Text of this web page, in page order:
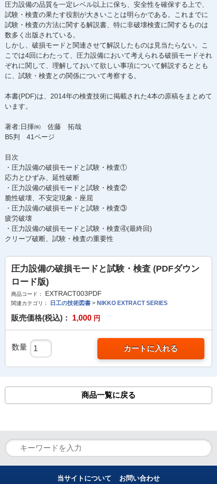
圧力設備の品質を一定レベル以上に保ち、安全性を確保する上で、
試験・検査の果たす役割が大きいことは明らかである。これまでに
試験・検査の方法に関する解説書、特に非破壊検査に関するものは
数多く出版されている。
しかし、破損モードと関連させて解説したものは見当たらない。こ
こでは4回にわたって、圧力設備において考えられる破損モードそれ
ぞれに関して、理解しておいて欲しい事項について解説するととも
に、試験・検査との関係について考察する。
本書(PDF)は、2014年の検査技術に掲載された4本の原稿をまとめて
います。
著者:日揮㈱ 佐藤 拓哉
B5判 41ページ
目次
・圧力設備の破損モードと試験・検査①
応力とひずみ、延性破断
・圧力設備の破損モードと試験・検査②
脆性破壊、不安定現象・座屈
・圧力設備の破損モードと試験・検査③
疲労破壊
・圧力設備の破損モードと試験・検査④(最終回)
クリープ破断、試験・検査の重要性
圧力設備の破損モードと試験・検査 (PDFダウン
ロード版)
商品コード： EXTRACT003PDF
関連カテゴリ： 日工の技術図書 > NIKKO EXTRACT SERIES
販売価格(税込)： 1,000 円
数量 カートに入れる
商品一覧に戻る
当サイトについて お問い合わせ